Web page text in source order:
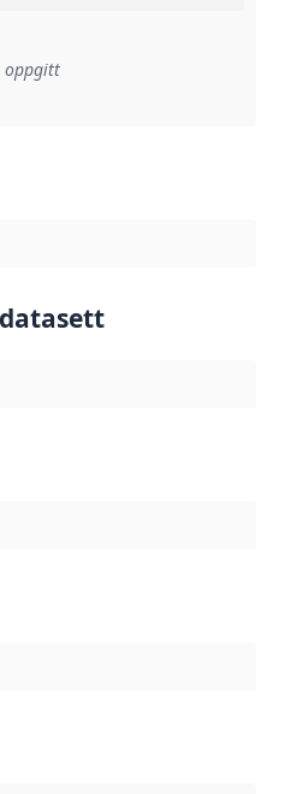
til en implementasjonsregel
oppgitt